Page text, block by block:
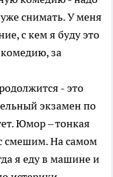
снимать. У меня
с кем я буду это
комедию, за
- это
экзамен по
Юмор – тонкая
смешим. На самом
я еду в машине и